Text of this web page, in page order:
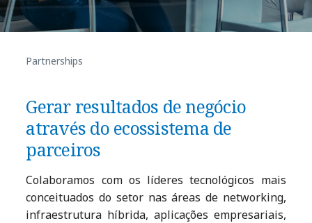
Partnerships
Gerar resultados de negócio
através do ecossistema de
parceiros
Colaboramos com os líderes tecnológicos mais
conceituados do setor nas áreas de networking,
infraestrutura híbrida, aplicações empresariais,